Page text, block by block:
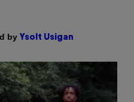
by Ysolt Usigan